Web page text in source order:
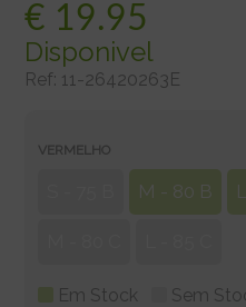
€ 19.95
Disponivel
Ref: 11-26420263E
VERMELHO
M - 80 B
Em Stock Sem